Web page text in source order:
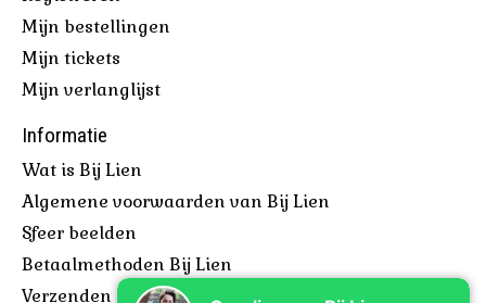
Mijn bestellingen
Mijn tickets
Mijn verlanglijst
Informatie
Wat is Bij Lien
Algemene voorwaarden van Bij Lien
Sfeer beelden
Betaalmethoden Bij Lien
Verzenden & retourneren